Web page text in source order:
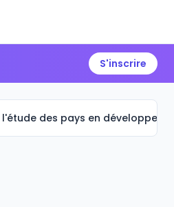
S'inscrire
des pays en